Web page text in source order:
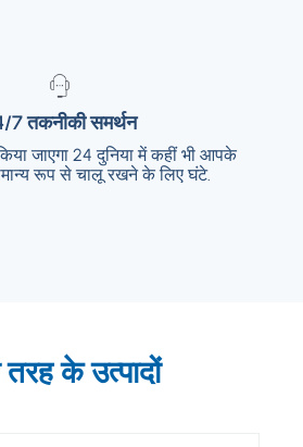
7 तकनीकी समर्थन
जाएगा 24 दुनिया में कहीं भी आपके
रूप से चालू रखने के लिए घंटे.
7 तकनीकी समर्थन
जाएगा 24 दुनिया में कहीं भी आपके
रूप से चालू रखने के लिए घंटे.
के उत्पादों